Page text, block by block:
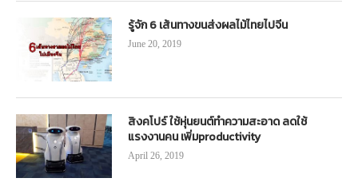
รู้จัก 6 เส้นทางขนส่งผลไม้ไทยไปจีน
June 20, 2019
สิงคโปร์ ใช้หุ่นยนต์ทำความสะอาด ลดใช้
แรงงานคน เพิ่มproductivity
April 26, 2019